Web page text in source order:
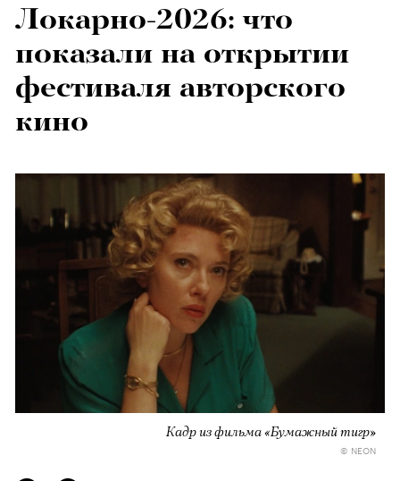
Локарно-2026: что
показали на открытии
фестиваля авторского
кино
Кадр из фильма «Бумажный тигр»
© NEON